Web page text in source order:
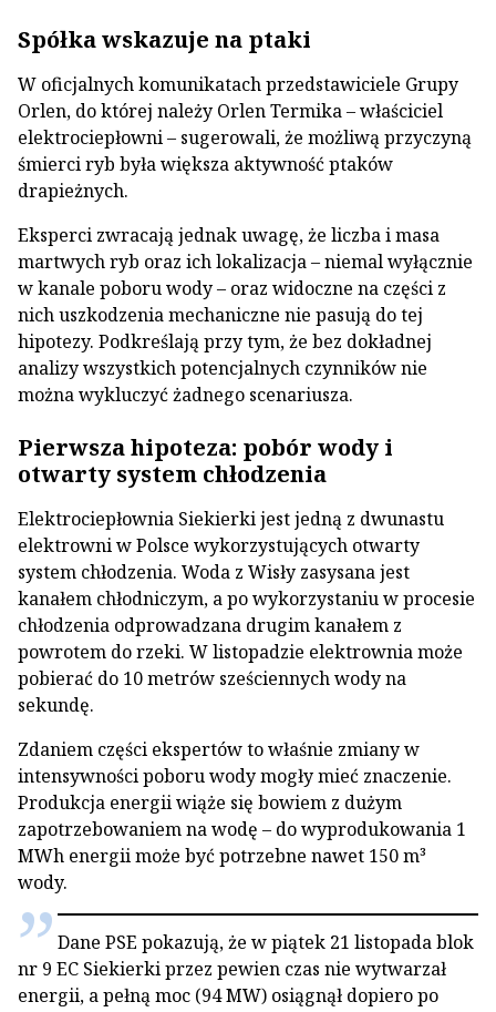
Spółka wskazuje na ptaki
W oficjalnych komunikatach przedstawiciele Grupy
Orlen, do której należy Orlen Termika – właściciel
elektrociepłowni – sugerowali, że możliwą przyczyną
śmierci ryb była większa aktywność ptaków
drapieżnych.
Eksperci zwracają jednak uwagę, że liczba i masa
martwych ryb oraz ich lokalizacja – niemal wyłącznie
w kanale poboru wody – oraz widoczne na części z
nich uszkodzenia mechaniczne nie pasują do tej
hipotezy. Podkreślają przy tym, że bez dokładnej
analizy wszystkich potencjalnych czynników nie
można wykluczyć żadnego scenariusza.
Pierwsza hipoteza: pobór wody i
otwarty system chłodzenia
Elektrociepłownia Siekierki jest jedną z dwunastu
elektrowni w Polsce wykorzystujących otwarty
system chłodzenia. Woda z Wisły zasysana jest
kanałem chłodniczym, a po wykorzystaniu w procesie
chłodzenia odprowadzana drugim kanałem z
powrotem do rzeki. W listopadzie elektrownia może
pobierać do 10 metrów sześciennych wody na
sekundę.
Zdaniem części ekspertów to właśnie zmiany w
intensywności poboru wody mogły mieć znaczenie.
Produkcja energii wiąże się bowiem z dużym
zapotrzebowaniem na wodę – do wyprodukowania 1
MWh energii może być potrzebne nawet 150 m³
wody.
Dane PSE pokazują, że w piątek 21 listopada blok
nr 9 EC Siekierki przez pewien czas nie wytwarzał
energii, a pełną moc (94 MW) osiągnął dopiero po